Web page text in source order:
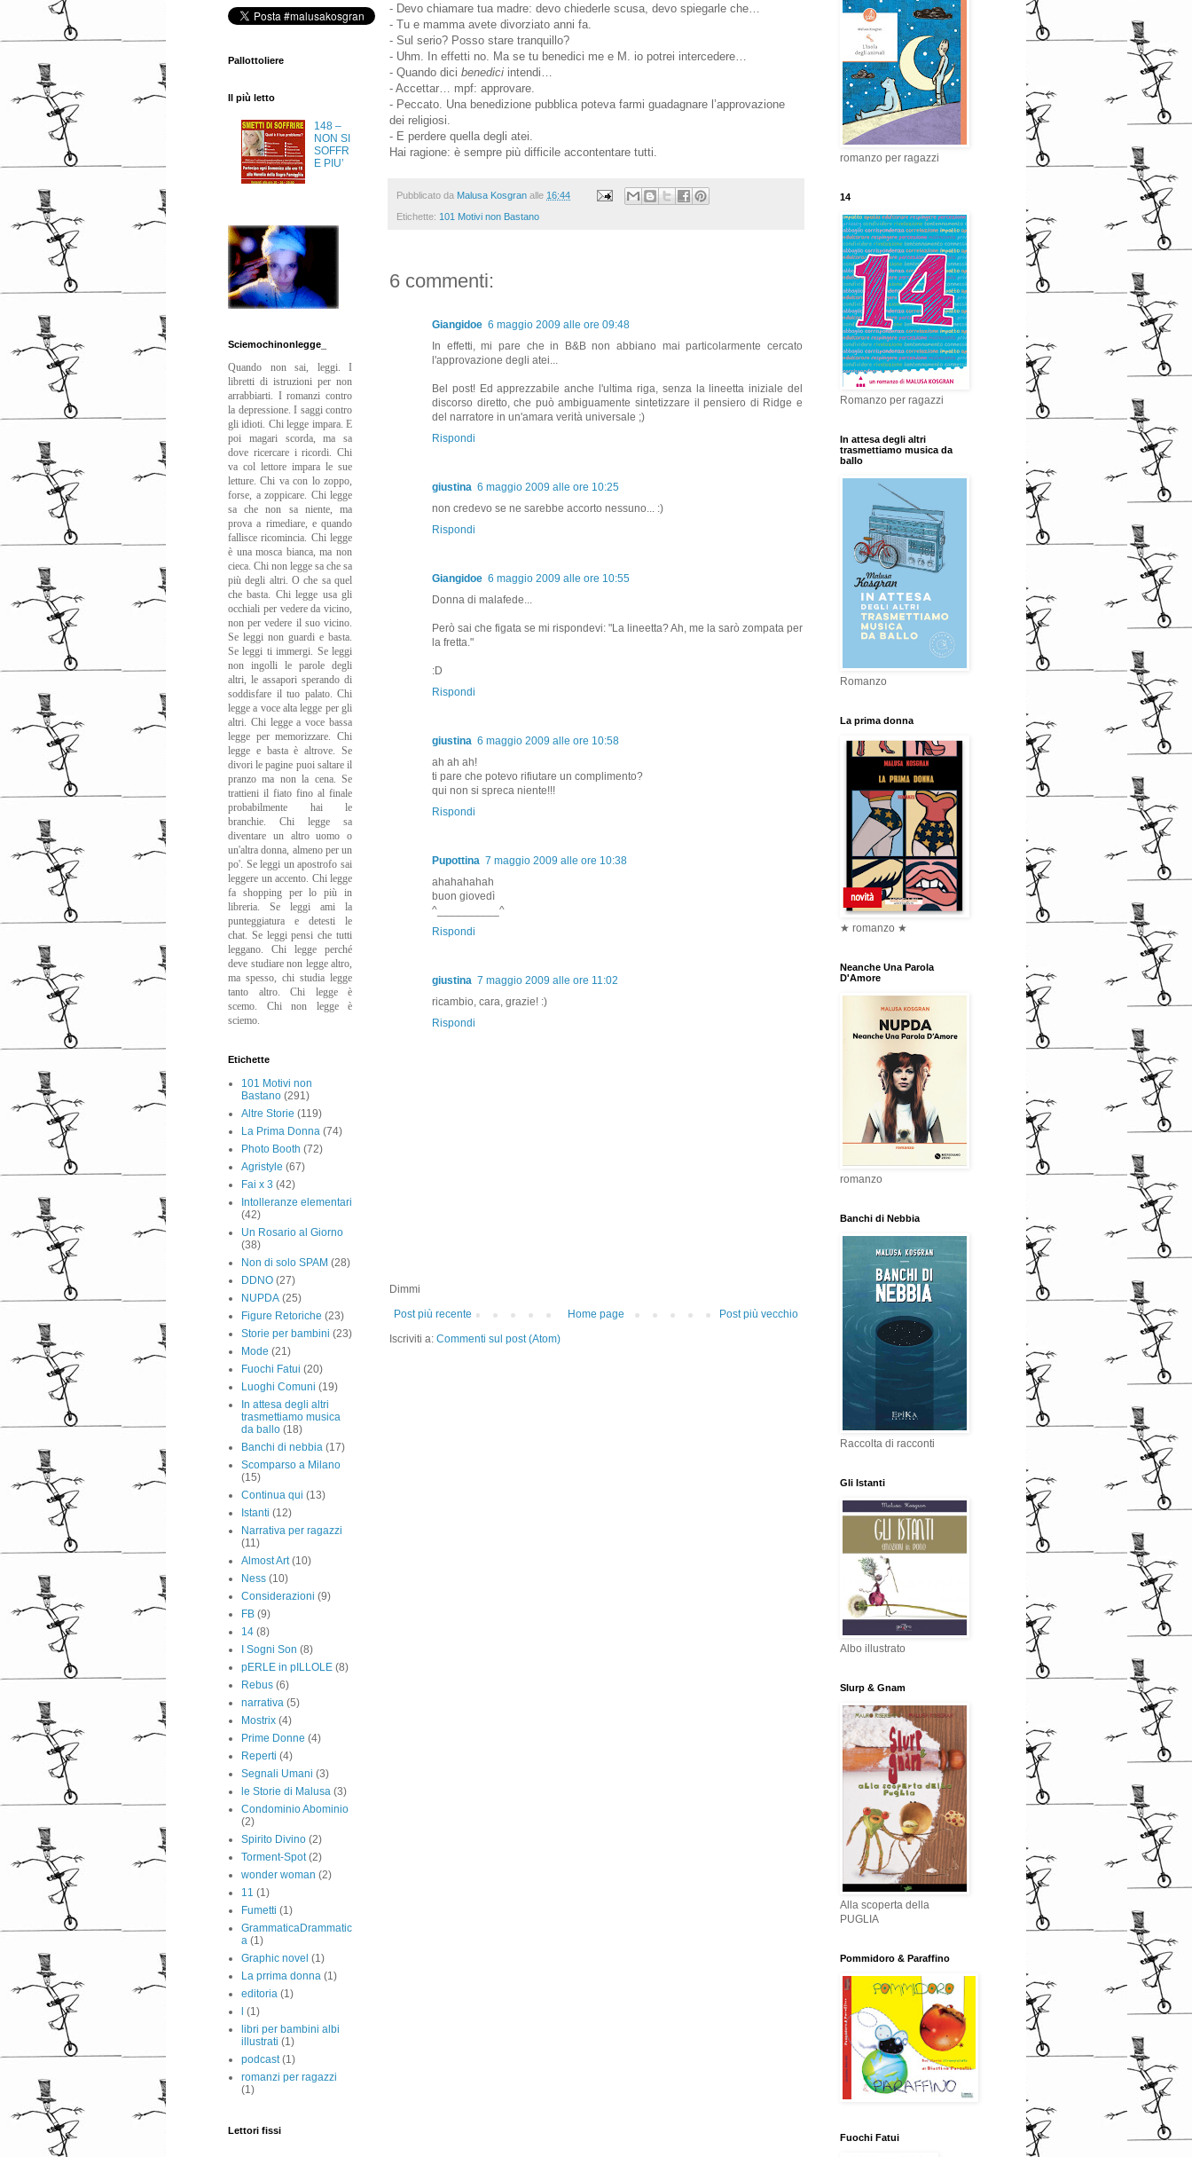
- Devo chiamare tua madre: devo chiederle scusa, devo spiegarle che…
- Tu e mamma avete divorziato anni fa.
- Sul serio? Posso stare tranquillo?
- Uhm. In effetti no. Ma se tu benedici me e M. io potrei intercedere…
- Quando dici benedici intendi…
- Accettar… mpf: approvare.
- Peccato. Una benedizione pubblica poteva farmi guadagnare l’approvazione
dei religiosi.
- E perdere quella degli atei.
Hai ragione: è sempre più difficile accontentare tutti.
Pubblicato da Malusa Kosgran alle 16:44
Etichette: 101 Motivi non Bastano
6 commenti:
Giangidoe 6 maggio 2009 alle ore 09:48
In effetti, mi pare che in B&B non abbiano mai particolarmente cercato
l'approvazione degli atei...
Bel post! Ed apprezzabile anche l'ultima riga, senza la lineetta iniziale del
discorso diretto, che può ambiguamente sintetizzare il pensiero di Ridge e
del narratore in un'amara verità universale ;)
Rispondi
giustina 6 maggio 2009 alle ore 10:25
non credevo se ne sarebbe accorto nessuno... :)
Rispondi
Giangidoe 6 maggio 2009 alle ore 10:55
Donna di malafede...
Però sai che figata se mi rispondevi: "La lineetta? Ah, me la sarò zompata per
la fretta."
:D
Rispondi
giustina 6 maggio 2009 alle ore 10:58
ah ah ah!
ti pare che potevo rifiutare un complimento?
qui non si spreca niente!!!
Rispondi
Pupottina 7 maggio 2009 alle ore 10:38
ahahahahah
buon giovedì
^__________^
Rispondi
giustina 7 maggio 2009 alle ore 11:02
ricambio, cara, grazie! :)
Rispondi
Dimmi
Post più recente
Post più vecchio
Home page
Iscriviti a: Commenti sul post (Atom)
Pallottoliere
Il più letto
148 –
NON SI
SOFFR
E PIU’
Sciemochinonlegge_
Quando non sai, leggi. I
libretti di istruzioni per non
arrabbiarti. I romanzi contro
la depressione. I saggi contro
gli idioti. Chi legge impara. E
poi magari scorda, ma sa
dove ricercare i ricordi. Chi
va col lettore impara le sue
letture. Chi va con lo zoppo,
forse, a zoppicare. Chi legge
sa che non sa niente, ma
prova a rimediare, e quando
fallisce ricomincia. Chi legge
è una mosca bianca, ma non
cieca. Chi non legge sa che sa
più degli altri. O che sa quel
che basta. Chi legge usa gli
occhiali per vedere da vicino,
non per vedere il suo vicino.
Se leggi non guardi e basta.
Se leggi ti immergi. Se leggi
non ingolli le parole degli
altri, le assapori sperando di
soddisfare il tuo palato. Chi
legge a voce alta legge per gli
altri. Chi legge a voce bassa
legge per memorizzare. Chi
legge e basta è altrove. Se
divori le pagine puoi saltare il
pranzo ma non la cena. Se
trattieni il fiato fino al finale
probabilmente hai le
branchie. Chi legge sa
diventare un altro uomo o
un'altra donna, almeno per un
po'. Se leggi un apostrofo sai
leggere un accento. Chi legge
fa shopping per lo più in
libreria. Se leggi ami la
punteggiatura e detesti le
chat. Se leggi pensi che tutti
leggano. Chi legge perché
deve studiare non legge altro,
ma spesso, chi studia legge
tanto altro. Chi legge è
scemo. Chi non legge è
sciemo.
Etichette
101 Motivi non
Bastano (291)
Altre Storie (119)
La Prima Donna (74)
Photo Booth (72)
Agristyle (67)
Fai x 3 (42)
Intolleranze elementari
(42)
Un Rosario al Giorno
(38)
Non di solo SPAM (28)
DDNO (27)
NUPDA (25)
Figure Retoriche (23)
Storie per bambini (23)
Mode (21)
Fuochi Fatui (20)
Luoghi Comuni (19)
In attesa degli altri
trasmettiamo musica
da ballo (18)
Banchi di nebbia (17)
Scomparso a Milano
(15)
Continua qui (13)
Istanti (12)
Narrativa per ragazzi
(11)
Almost Art (10)
Ness (10)
Considerazioni (9)
FB (9)
14 (8)
I Sogni Son (8)
pERLE in pILLOLE (8)
Rebus (6)
narrativa (5)
Mostrix (4)
Prime Donne (4)
Reperti (4)
Segnali Umani (3)
le Storie di Malusa (3)
Condominio Abominio
(2)
Spirito Divino (2)
Torment-Spot (2)
wonder woman (2)
11 (1)
Fumetti (1)
GrammaticaDrammatic
a (1)
Graphic novel (1)
La prrima donna (1)
editoria (1)
l (1)
libri per bambini albi
illustrati (1)
podcast (1)
romanzi per ragazzi
(1)
Lettori fissi
romanzo per ragazzi
14
Romanzo per ragazzi
In attesa degli altri
trasmettiamo musica da
ballo
Romanzo
La prima donna
★ romanzo ★
Neanche Una Parola
D'Amore
romanzo
Banchi di Nebbia
Raccolta di racconti
Gli Istanti
Albo illustrato
Slurp & Gnam
Alla scoperta della
PUGLIA
Pommidoro & Paraffino
Fuochi Fatui